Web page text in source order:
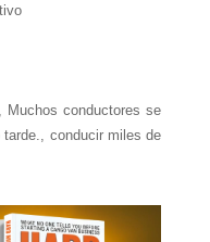
Muchos conductores se
conducir miles de